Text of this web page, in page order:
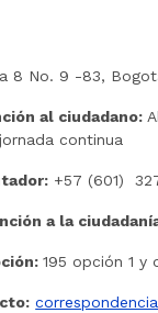
8 No. 9 -83,
al ciudadano:
continua
+57 (601)
a la
195 opción 1 y